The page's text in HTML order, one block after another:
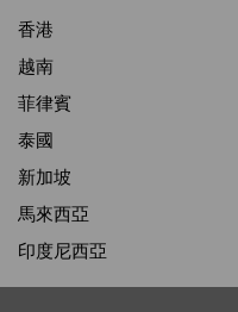
香港
越南
菲律賓
泰國
新加坡
馬來西亞
印度尼西亞